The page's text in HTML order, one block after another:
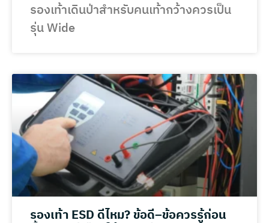
รองเท้าเดินป่าสำหรับคนเท้ากว้างควรเป็น
รุ่น Wide
รองเท้า ESD ดีไหม? ข้อดี–ข้อควรรู้ก่อน